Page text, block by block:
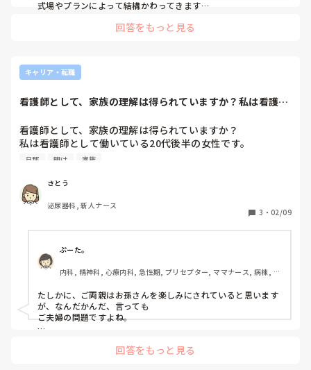
式場やプランによって結構かわってきます
私は小さい規模でやりたかったので、師長というか職場は呼び
向こうが職場を呼ぶならこちらもよんだほうがいいでしょう
し、もし呼ぶなら挨拶も頼まなきゃいけなくなると思うので早
回答をもっと見る
キャリア・転職
看護師として、家族の理解は得られていますか？私は看護師
看護師として、家族の理解は得られていますか？
私は看護師として働いている20代後半の女性です。
忙しく毎日を過ごしています。
旦那とは仲良くやれているし、両親も夜勤明けなど労っても
らえているのですが、やはり子供が欲しいようで、月に何回
かチクッと暗に子供を生んでほしい、孫の顔が見たい、若い
うちに子育てするべきみたいなことを言われたりします。
私はやっと少しずつ独り立ちできてきた事もあり、病院に恩
返ししたい気持ちが強いです。
まだ辞めるということは考えられません。
ですが、プレッシャーを感じており、仕事を続けるのは自分
のエゴなのかも？と感じたりもします、、、。
旦那 明け 家族
さとう
泌尿器科, 新人ナース
3 ・ 02/09
ぷーた。
内科, 精神科, 心療内科, 急性期, プリセプター, ママナース, 病棟, 介
たしかに、ご両親はお孫さんを楽しみにされていると思います
が、なんだかんだ、言っても
ご夫婦の問題ですよね。
同居。子供達が産まれ 回答をもっと見る